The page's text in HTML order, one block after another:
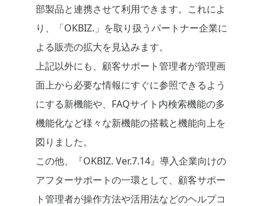
部製品と連携させて利用できます。これによ
り、「OKBIZ.」を取り扱うパートナー企業に
よる販売の拡大を見込みます。
上記以外にも、顧客サポート管理者が管理画
面上から必要な情報にすぐに参照できるよう
にする新機能や、FAQサイト内検索機能の多
機能化など様々な新機能の搭載と機能向上を
図りました。
この他、『OKBIZ. Ver.7.14』導入企業向けの
アフターサポートの一環として、顧客サポー
ト管理者が操作方法や活用法などのヘルプコ